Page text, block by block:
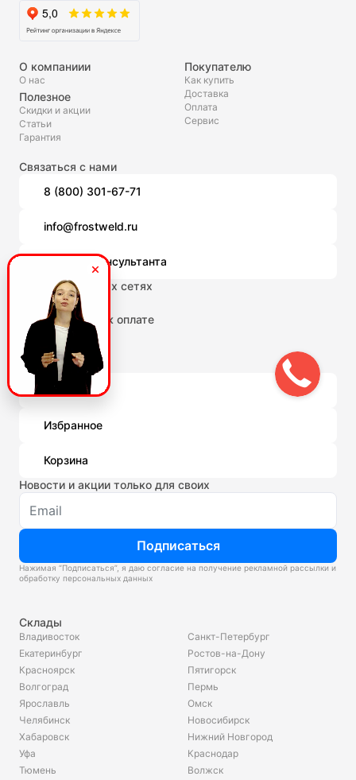
О компаниии
О нас
Полезное
Скидки и акции
Статьи
Гарантия
Покупателю
Как купить
Доставка
Оплата
Сервис
Связаться с нами
8 (800) 301-67-71
info@frostweld.ru
Помощь консультанта
Мы в социальных сетях
Мы принимаем к оплате
Личный кабинет
Сравнение
Избранное
Корзина
Новости и акции только для своих
Подписаться
Нажимая “Подписаться”, я даю согласие на получение рекламной рассылки и
обработку персональных данных
Склады
Владивосток
Екатеринбург
Красноярск
Волгоград
Ярославль
Челябинск
Хабаровск
Уфа
Тюмень
Санкт-Петербург
Ростов-на-Дону
Пятигорск
Пермь
Омск
Новосибирск
Нижний Новгород
Краснодар
Волжск